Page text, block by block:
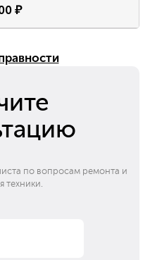
₽
по вопросам ремонта и
техники.